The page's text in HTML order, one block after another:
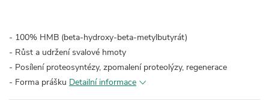
- 100% HMB (beta-hydroxy-beta-metylbutyrát)
- Růst a udržení svalové hmoty
- Posílení proteosyntézy, zpomalení proteolýzy, regenerace
- Forma prášku Detailní informace